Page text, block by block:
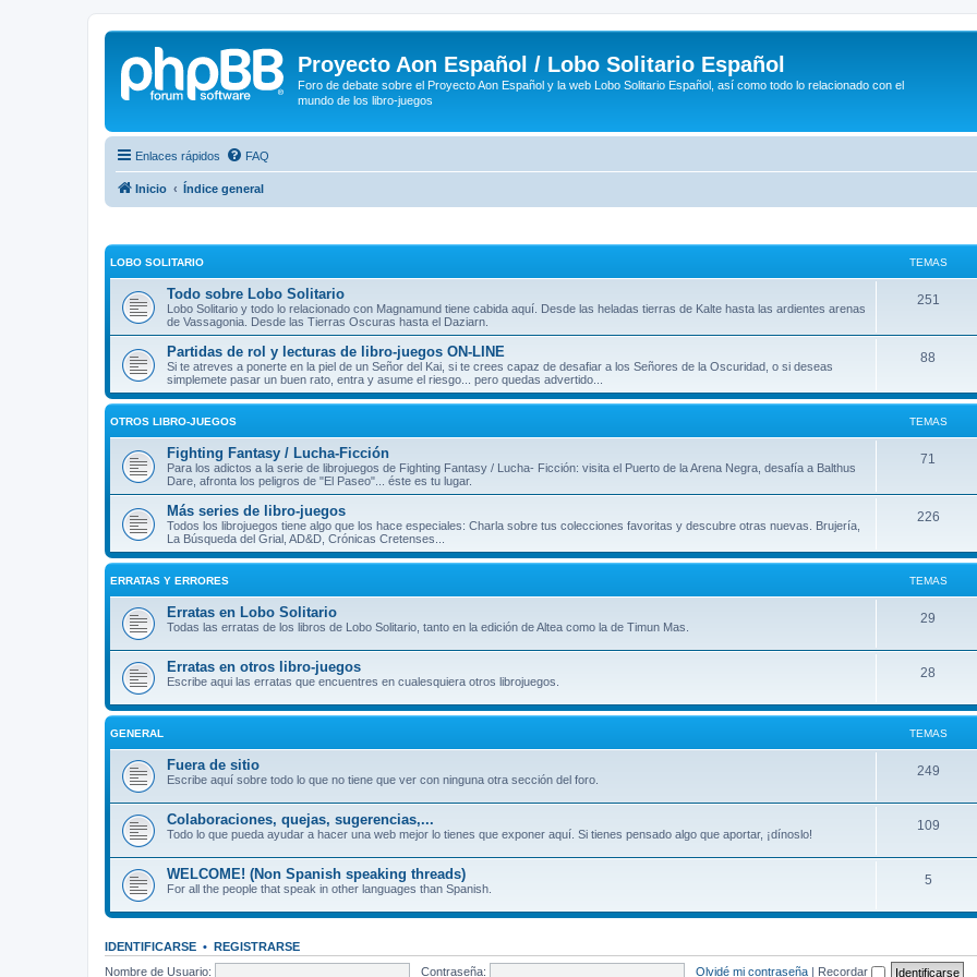
Proyecto Aon Español / Lobo Solitario Español
Foro de debate sobre el Proyecto Aon Español y la web Lobo Solitario Español, así como todo lo relacionado con el
mundo de los libro-juegos
Enlaces rápidos FAQ
Inicio Índice general
LOBO SOLITARIO TEMAS
Todo sobre Lobo Solitario
Lobo Solitario y todo lo relacionado con Magnamund tiene cabida aquí. Desde las heladas tierras de Kalte hasta las ardientes arenas
de Vassagonia. Desde las Tierras Oscuras hasta el Daziarn.
251
Partidas de rol y lecturas de libro-juegos ON-LINE
Si te atreves a ponerte en la piel de un Señor del Kai, si te crees capaz de desafiar a los Señores de la Oscuridad, o si deseas
simplemete pasar un buen rato, entra y asume el riesgo... pero quedas advertido...
88
a
OTROS LIBRO-JUEGOS TEMAS
Fighting Fantasy / Lucha-Ficción
Para los adictos a la serie de librojuegos de Fighting Fantasy / Lucha- Ficción: visita el Puerto de la Arena Negra, desafía a Balthus
Dare, afronta los peligros de "El Paseo"... éste es tu lugar.
71
m
Más series de libro-juegos
Todos los librojuegos tiene algo que los hace especiales: Charla sobre tus colecciones favoritas y descubre otras nuevas. Brujería,
La Búsqueda del Grial, AD&D, Crónicas Cretenses...
226T
a
ERRATAS Y ERRORES TEMAS
Erratas en Lobo Solitario
Todas las erratas de los libros de Lobo Solitario, tanto en la edición de Altea como la de Timun Mas.
29
a
s
Erratas en otros libro-juegos
Escribe aqui las erratas que encuentres en cualesquiera otros librojuegos.
28
m
GENERAL TEMAS
Fuera de sitio
Escribe aquí sobre todo lo que no tiene que ver con ninguna otra sección del foro.
249T
m
a
Colaboraciones, quejas, sugerencias,...
Todo lo que pueda ayudar a hacer una web mejor lo tienes que exponer aquí. Si tienes pensado algo que aportar, ¡dínoslo!
109T
a
WELCOME! (Non Spanish speaking threads)
For all the people that speak in other languages than Spanish.
5T
a
IDENTIFICARSE • REGISTRARSE
Nombre de Usuario:
Contraseña: Olvidé mi contraseña | Recordar